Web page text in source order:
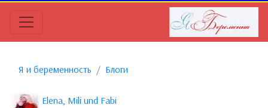
Я и беременность Блоги
Elena, Mili und Fabi